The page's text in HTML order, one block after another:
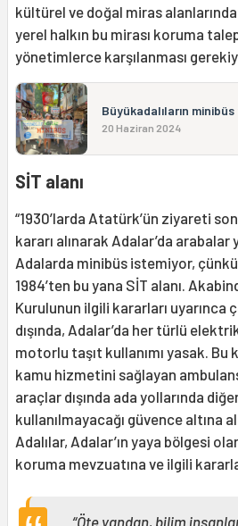
kültürel ve doğal miras
yerel halkın bu mirası koruma
yönetimlerce karşılanması
Büyükadalıların
20 Haziran 2024
SİT alanı
“1930’larda Atatürk’ün ziyareti
kararı alınarak Adalar’da arabalar
Adalarda minibüs istemiyor,
1984’ten bu yana SİT alanı.
Kurulunun ilgili kararları uyarınca
dışında, Adalar’da her türlü
motorlu taşıt kullanımı yasak.
kamu hizmetini sağlayan
araçlar dışında ada yollarında
kullanılmayacağı güvence altına
Adalılar, Adalar’ın yaya bölgesi
koruma mevzuatına ve ilgili
“Öte yandan, bilim